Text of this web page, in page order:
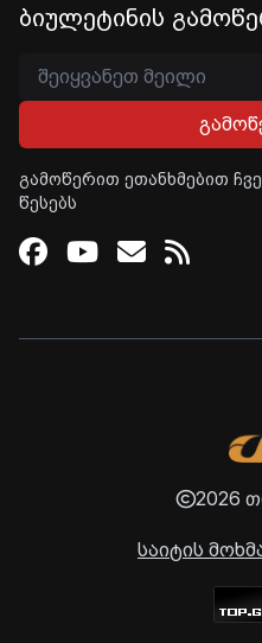
ბიულეტინის
გამოწერით ეთანხმებით
წესებს
Facebook
Youtube
Email
RSS
2026
საიტის